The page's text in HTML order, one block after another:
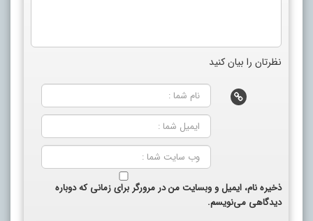
نظرتان را بیان کنید
ذخیره نام، ایمیل و وبسایت من در مرورگر برای زمانی که دوباره
دیدگاهی می‌نویسم.